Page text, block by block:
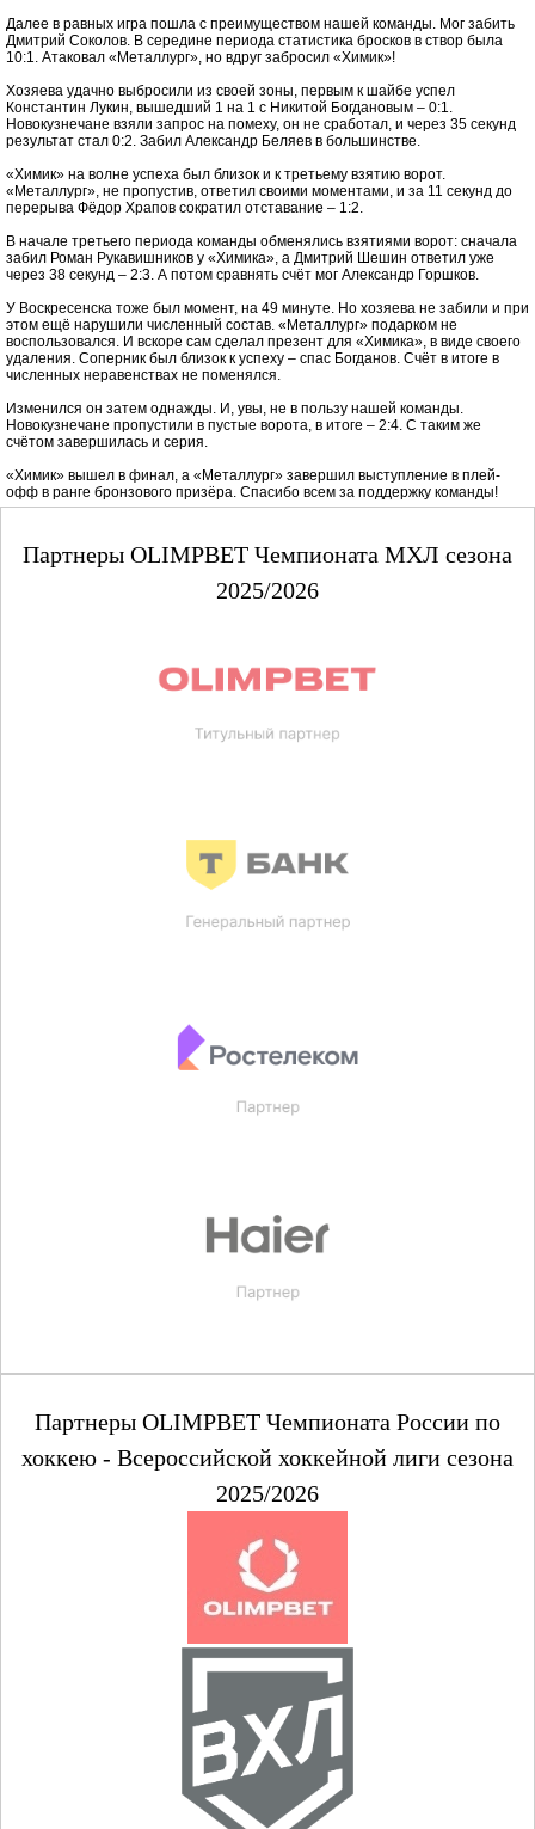
Далее в равных игра пошла с преимуществом нашей команды. Мог забить
Дмитрий Соколов. В середине периода статистика бросков в створ была
10:1. Атаковал «Металлург», но вдруг забросил «Химик»!
Хозяева удачно выбросили из своей зоны, первым к шайбе успел
Константин Лукин, вышедший 1 на 1 с Никитой Богдановым – 0:1.
Новокузнечане взяли запрос на помеху, он не сработал, и через 35 секунд
результат стал 0:2. Забил Александр Беляев в большинстве.
«Химик» на волне успеха был близок и к третьему взятию ворот.
«Металлург», не пропустив, ответил своими моментами, и за 11 секунд до
перерыва Фёдор Храпов сократил отставание – 1:2.
В начале третьего периода команды обменялись взятиями ворот: сначала
забил Роман Рукавишников у «Химика», а Дмитрий Шешин ответил уже
через 38 секунд – 2:3. А потом сравнять счёт мог Александр Горшков.
У Воскресенска тоже был момент, на 49 минуте. Но хозяева не забили и при
этом ещё нарушили численный состав. «Металлург» подарком не
воспользовался. И вскоре сам сделал презент для «Химика», в виде своего
удаления. Соперник был близок к успеху – спас Богданов. Счёт в итоге в
численных неравенствах не поменялся.
Изменился он затем однажды. И, увы, не в пользу нашей команды.
Новокузнечане пропустили в пустые ворота, в итоге – 2:4. С таким же
счётом завершилась и серия.
«Химик» вышел в финал, а «Металлург» завершил выступление в плей-
офф в ранге бронзового призёра. Спасибо всем за поддержку команды!
Партнеры OLIMPBET Чемпионата МХЛ сезона
2025/2026
Партнеры OLIMPBET Чемпионата России по
хоккею - Всероссийской хоккейной лиги сезона
2025/2026